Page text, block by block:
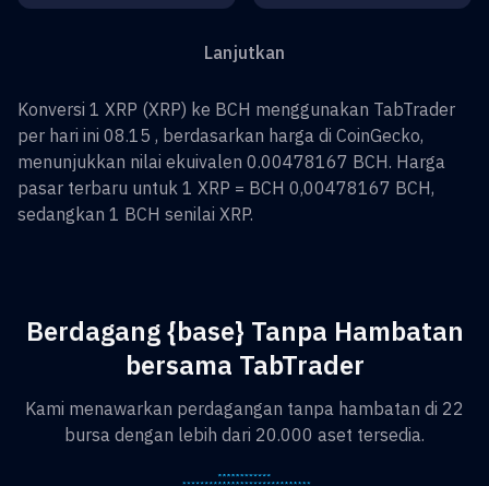
Lanjutkan
Konversi 1 XRP (XRP) ke BCH menggunakan TabTrader
per hari ini 08.15 , berdasarkan harga di CoinGecko,
menunjukkan nilai ekuivalen 0.00478167 BCH. Harga
pasar terbaru untuk 1 XRP = BCH 0,00478167 BCH,
sedangkan 1 BCH senilai XRP.
Berdagang {base} Tanpa Hambatan
bersama TabTrader
Kami menawarkan perdagangan tanpa hambatan di 22
bursa dengan lebih dari 20.000 aset tersedia.